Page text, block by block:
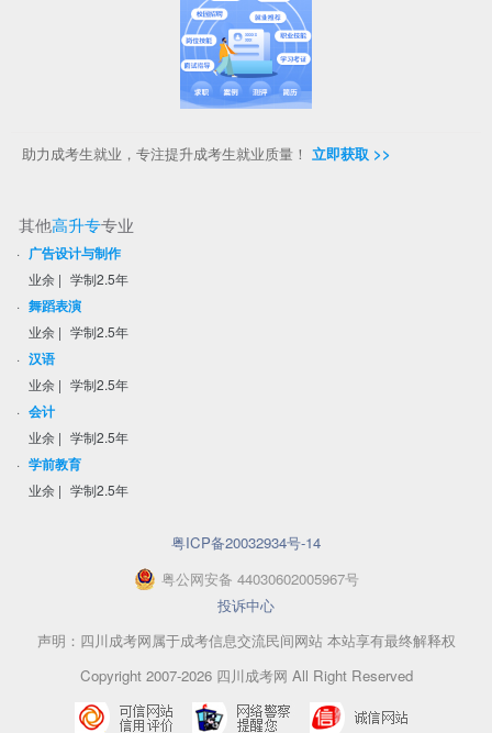
助力成考生就业，专注提升成考生就业质量！ 立即获取 >>
其他高升专专业
· 广告设计与制作
业余 | 学制2.5年
· 舞蹈表演
业余 | 学制2.5年
· 汉语
业余 | 学制2.5年
· 会计
业余 | 学制2.5年
· 学前教育
业余 | 学制2.5年
粤ICP备20032934号-14
粤公网安备 44030602005967号
投诉中心
声明：四川成考网属于成考信息交流民间网站 本站享有最终解释权
Copyright 2007-2026 四川成考网 All Right Reserved